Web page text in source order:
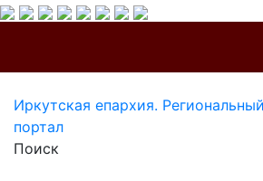
Иркутская епархия.
портал
Поиск